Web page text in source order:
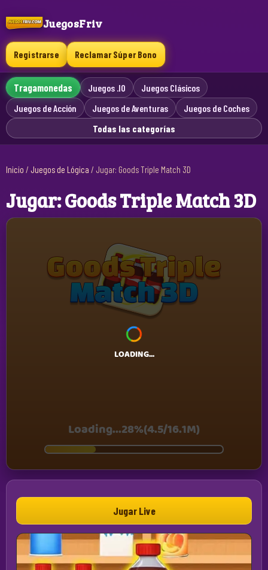
JuegosFriv
Registrarse Reclamar Súper Bono
Tragamonedas Juegos .IO
Juegos Clásicos
Juegos de Acción
Juegos de Aventuras
Juegos de Coches
Todas las categorías
Inicio / Juegos de Lógica / Jugar: Goods Triple Match 3D
Jugar: Goods Triple Match 3D
Jugar Live